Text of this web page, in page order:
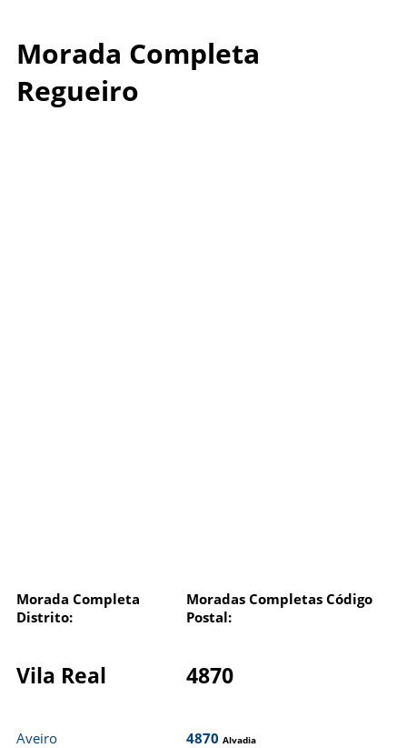
Morada Completa
Regueiro
Morada Completa
Distrito:
Moradas Completas Código
Postal:
Vila Real 4870
Aveiro
4870 Alvadia